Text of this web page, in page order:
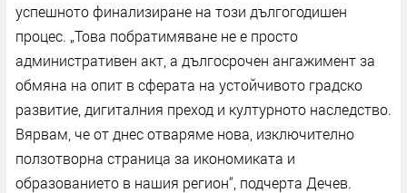
успешното финализиране на този дългогодишен
процес. „Това побратимяване не е просто
административен акт, а дългосрочен ангажимент за
обмяна на опит в сферата на устойчивото градско
развитие, дигиталния преход и културното наследство.
Вярвам, че от днес отваряме нова, изключително
ползотворна страница за икономиката и
образованието в нашия регион“, подчерта Дечев.